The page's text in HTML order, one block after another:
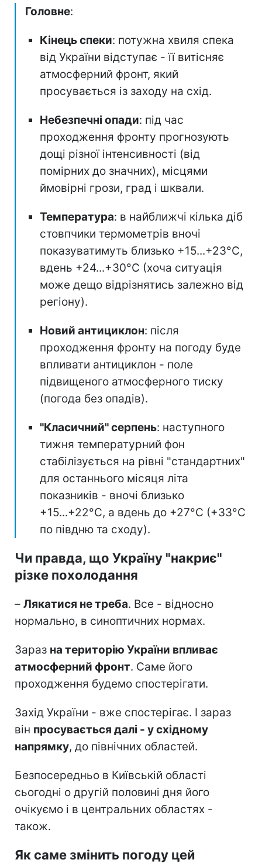
Головне:
Кінець спеки: потужна хвиля спека
від України відступає - її витісняє
атмосферний фронт, який
просувається із заходу на схід.
Небезпечні опади: під час
проходження фронту прогнозують
дощі різної інтенсивності (від
помірних до значних), місцями
ймовірні грози, град і шквали.
Температура: в найближчі кілька діб
стовпчики термометрів вночі
показуватимуть близько +15...+23°С,
вдень +24...+30°C (хоча ситуація
може дещо відрізнятись залежно від
регіону).
Новий антициклон: після
проходження фронту на погоду буде
впливати антициклон - поле
підвищеного атмосферного тиску
(погода без опадів).
"Класичний" серпень: наступного
тижня температурний фон
стабілізується на рівні "стандартних"
для останнього місяця літа
показників - вночі близько
+15...+22°C, а вдень до +27°C (+33°C
по півдню та сходу).
Чи правда, що Україну "накриє"
різке похолодання
– Лякатися не треба. Все - відносно
нормально, в синоптичних нормах.
Зараз на територію України впливає
атмосферний фронт. Саме його
проходження будемо спостерігати.
Захід України - вже спостерігає. І зараз
він просувається далі - у східному
напрямку, до північних областей.
Безпосередньо в Київській області
сьогодні о другій половині дня його
очікуємо і в центральних областях -
також.
Як саме змінить погоду цей